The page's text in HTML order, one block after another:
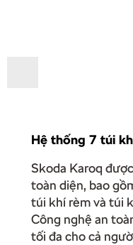
Hệ thống 7 túi
Skoda Karoq
toàn diện, bao
túi khí rèm và túi
Công nghệ an
tối đa cho cả